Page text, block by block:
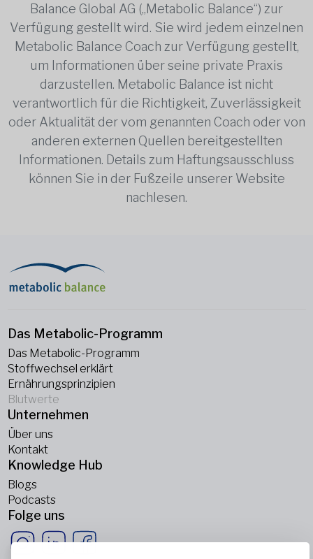
Balance Global AG („Metabolic Balance“) zur
Verfügung gestellt wird. Sie wird jedem einzelnen
Metabolic Balance Coach zur Verfügung gestellt,
um Informationen über seine private Praxis
darzustellen. Metabolic Balance ist nicht
verantwortlich für die Richtigkeit, Zuverlässigkeit
oder Aktualität der vom genannten Coach oder von
anderen externen Quellen bereitgestellten
Informationen. Details zum Haftungsausschluss
können Sie in der Fußzeile unserer Website
nachlesen.
Das Metabolic-Programm
Das Metabolic-Programm
Stoffwechsel erklärt
Ernährungsprinzipien
Blutwerte
Unternehmen
Über uns
Kontakt
Knowledge Hub
Blogs
Podcasts
Folge uns